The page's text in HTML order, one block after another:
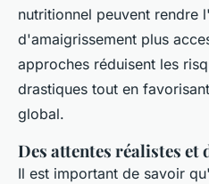
nutritionnel peuvent rendre
d'amaigrissement plus
approches réduisent les
drastiques tout en
global.
Des attentes réalistes et
Il est important de savoir